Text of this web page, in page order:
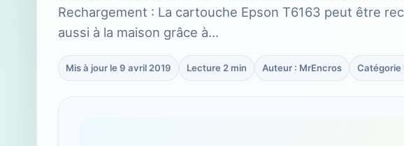
Rechargement : La cartouche Epson T6163 peut être
aussi à la maison grâce à…
Mis à jour le 9 avril 2019 Lecture 2 min Auteur : MrEncros Catégorie